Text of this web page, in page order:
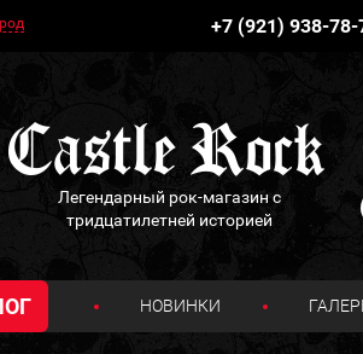
+7 (921) 938-78-
Легендарный рок-магазин с
тридцатилетней историей
НОВИНКИ